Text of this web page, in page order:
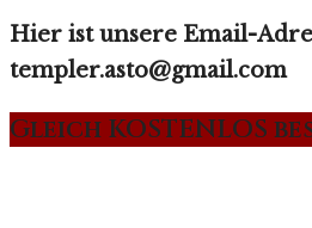
Hier ist unsere Email-
templer.asto@gmail.com
Gleich KOSTENLOS